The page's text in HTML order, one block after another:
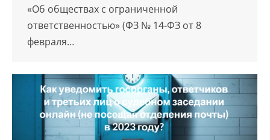
«Об обществах с ограниченной
ответственностью» (ФЗ № 14-ФЗ от 8
февраля…